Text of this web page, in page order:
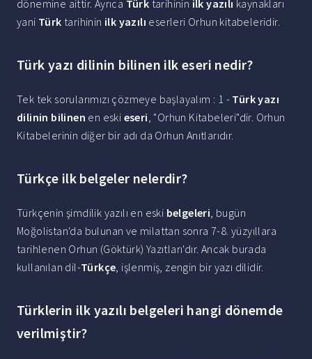
dönemine aittir. Ayrıca Türk tarihinin ilk yazılı kaynakları
yani Türk tarihinin ilk yazılı eserleri Orhun kitabeleridir.
Türk yazı dilinin bilinen ilk eseri nedir?
Tek tek sorularımızı çözmeye başlayalım : 1 - Türk yazı
dilinin bilinen en eski eseri, "Orhun Kitabeleri"dir. Orhun
Kitabelerinin diğer bir adı da Orhun Anıtlarıdır.
Türkçe ilk belgeler nelerdir?
Türkçenin şimdilik yazılı en eski belgeleri, bugün
Moğolistan'da bulunan ve milattan sonra 7-8. yüzyıllara
tarihlenen Orhun (Göktürk) Yazıtları'dır. Ancak burada
kullanılan dil-Türkçe, işlenmiş, zengin bir yazı dilidir.
Türklerin ilk yazılı belgeleri hangi dönemde
verilmiştir?